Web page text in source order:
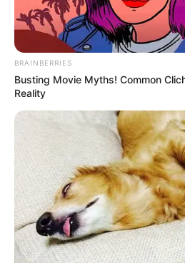
BRAINBERRIES
Busting Movie Myths! Common
Reality